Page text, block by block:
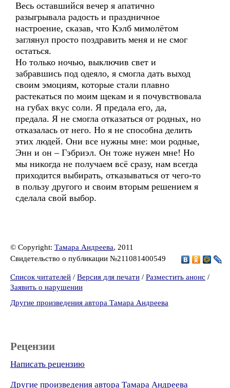
Весь оставшийся вечер я апатично
разыгрывала радость и праздничное
настроение, сказав, что Кэлб мимолётом
заглянул просто поздравить меня и не смог
остаться.
Но только ночью, выключив свет и
забравшись под одеяло, я смогла дать выход
своим эмоциям, которые стали плавно
растекаться по моим щекам и я почувствовала
на губах вкус соли. Я предала его, да,
предала. Я не смогла отказаться от родных, но
отказалась от него. Но я не способна делить
этих людей. Они все нужны мне: мои родные,
Энн и он – Гэбриэл. Он тоже нужен мне! Но
мы никогда не получаем всё сразу, нам всегда
приходится выбирать, отказываться от чего-то
в пользу другого и своим вторым решением я
сделала свой выбор.
© Copyright: Тамара Андреева, 2011
Свидетельство о публикации №211081400549
Список читателей / Версия для печати / Разместить анонс /
Заявить о нарушении
Другие произведения автора Тамара Андреева
Рецензии
Написать рецензию
Другие произведения автора Тамара Андреева